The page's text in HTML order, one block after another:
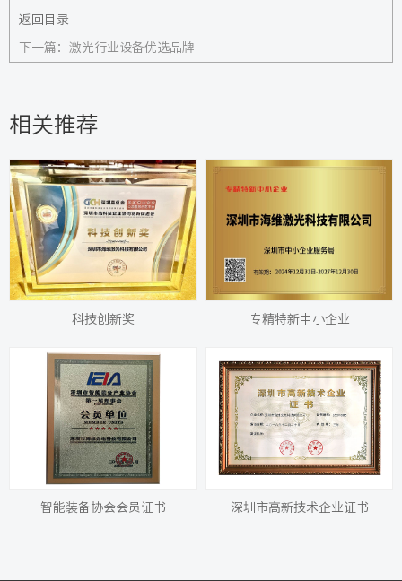
返回目录
下一篇： 激光行业设备优选品牌
相关推荐
科技创新奖 专精特新中小企业
智能装备协会会员证书 深圳市高新技术企业证书